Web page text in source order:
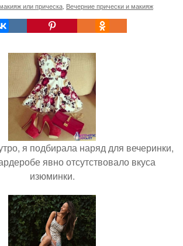
или прическа Вечерние прически и макияж
я подбирала наряд для вечеринки,
явно отсутствовало вкуса
изюминки.